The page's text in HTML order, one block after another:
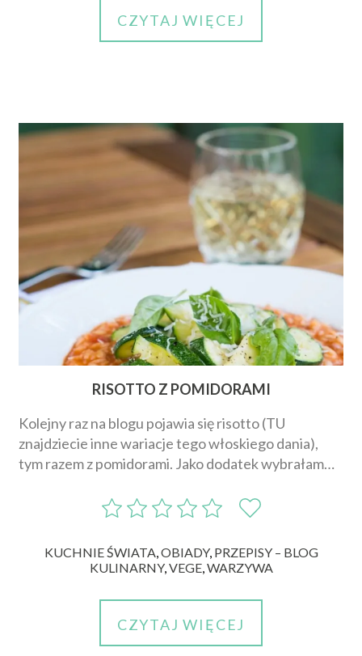
CZYTAJ WIĘCEJ
RISOTTO Z POMIDORAMI
Kolejny raz na blogu pojawia się risotto (TU
znajdziecie inne wariacje tego włoskiego dania),
tym razem z pomidorami. Jako dodatek wybrałam…
KUCHNIE ŚWIATA,OBIADY, PRZEPISY – BLOG
KULINARNY,VEGE,WARZYWA
CZYTAJ WIĘCEJ